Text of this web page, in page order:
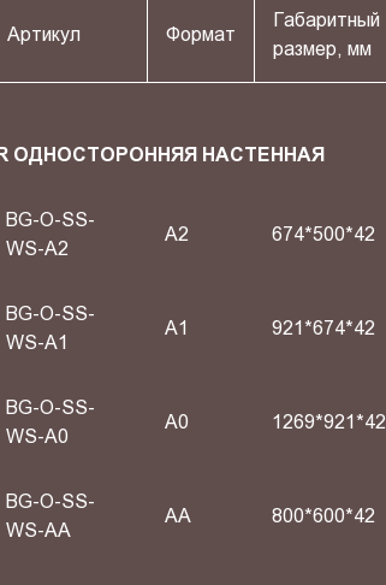
Артикул Формат
Габаритный
размер, мм
ОДНОСТОРОННЯЯ НАСТЕННАЯ
BG-O-SS-
WS-A2
A2 674*500*42
BG-O-SS-
WS-A1
A1 921*674*42
BG-O-SS-
WS-A0
А0 1269*921*42
BG-O-SS-
WS-AA
АА 800*600*42